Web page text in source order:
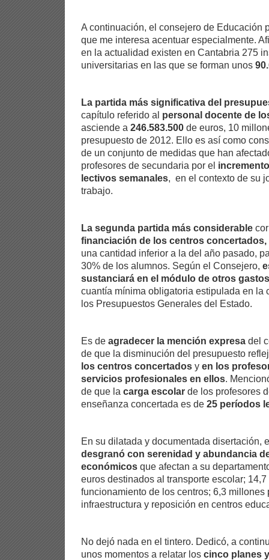
A continuación, el consejero de Educación
que me interesa acentuar especialmente.
en la actualidad existen en Cantabria 275
universitarias en las que se forman unos
La partida más significativa del
capítulo referido al personal docente de
asciende a 246.583.500 de euros, 10
presupuesto de 2012. Ello es así como
de un conjunto de medidas que han
profesores de secundaria por el
lectivos semanales, en el contexto de su
trabajo.
La segunda partida más considerable
financiación de los centros
una cantidad inferior a la del año pasado,
30% de los alumnos. Según el Consejero,
sustanciará en el módulo de otros gastos
cuantía mínima obligatoria estipulada en la
los Presupuestos Generales del Estado.
Es de agradecer la mención expresa del
de que la disminución del presupuesto
los centros concertados y en los
servicios profesionales en ellos.
de que la carga escolar de los profesores
enseñanza concertada es de 25 períodos
En su dilatada y documentada disertación,
desgranó con serenidad y abundancia
económicos que afectan a su
euros destinados al transporte escolar;
funcionamiento de los centros; 6,3 millones
infraestructura y reposición en centros
No dejó nada en el tintero. Dedicó, a
unos momentos a relatar los cinco planes